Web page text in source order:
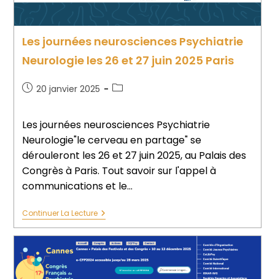
Les journées neurosciences Psychiatrie
Neurologie les 26 et 27 juin 2025 Paris
20 janvier 2025
Les journées neurosciences Psychiatrie
Neurologie"le cerveau en partage" se
dérouleront les 26 et 27 juin 2025, au Palais des
Congrès à Paris. Tout savoir sur l'appel à
communications et le…
Continuer La Lecture